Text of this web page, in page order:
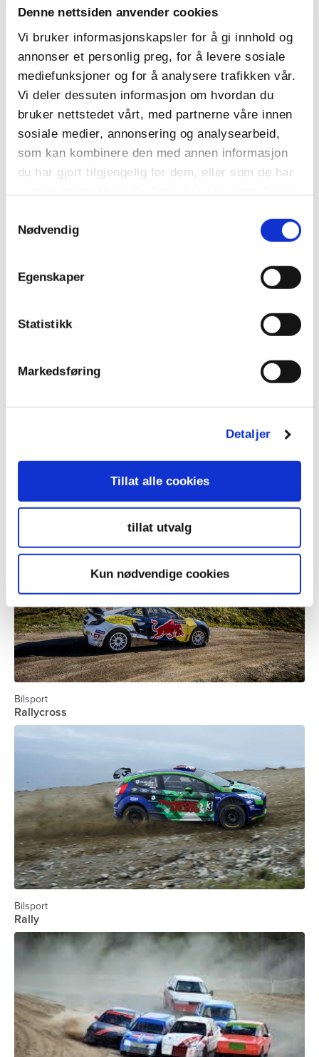
Denne nettsiden anvender cookies
Vi bruker informasjonskapsler for å gi innhold og
annonser et personlig preg, for å levere sosiale
mediefunksjoner og for å analysere trafikken vår.
Vi deler dessuten informasjon om hvordan du
bruker nettstedet vårt, med partnerne våre innen
sosiale medier, annonsering og analysearbeid,
som kan kombinere den med annen informasjon
du har gjort tilgjengelig for dem, eller som de har
samlet inn gjennom din bruk av tjenestene deres.
Nødvendig
Egenskaper
Statistikk
Markedsføring
Detaljer
Tillat alle cookies
tillat utvalg
Kun nødvendige cookies
Bilsport
Autoslalom
Bilsport
Bilsport
Rallycross
Bilsport
Rally